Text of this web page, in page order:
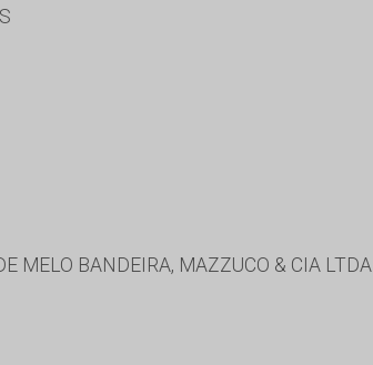
MELO BANDEIRA, MAZZUCO & CIA LTDA